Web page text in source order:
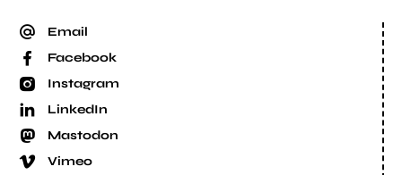
Email
Facebook
Instagram
LinkedIn
Mastodon
Vimeo